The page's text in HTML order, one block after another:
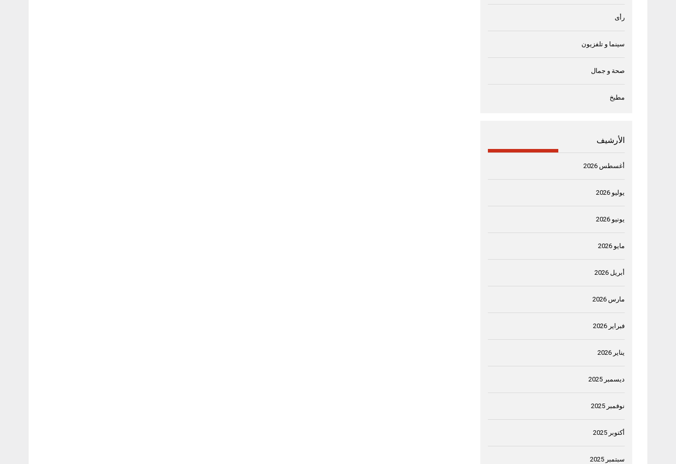
رأى
سينما و تلفزيون
صحة و جمال
مطبخ
الأرشيف
أغسطس 2026
يوليو 2026
يونيو 2026
مايو 2026
أبريل 2026
مارس 2026
فبراير 2026
يناير 2026
ديسمبر 2025
نوفمبر 2025
أكتوبر 2025
سبتمبر 2025